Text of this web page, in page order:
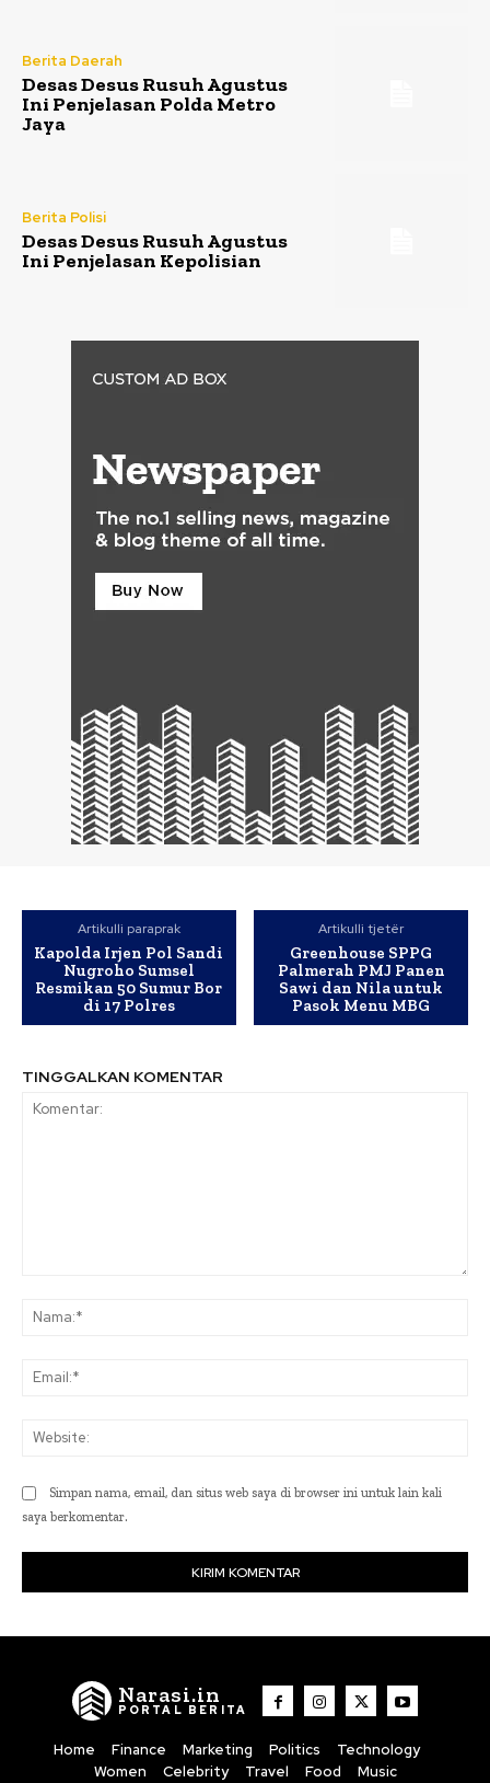
Berita Daerah
Desas Desus Rusuh Agustus
Ini Penjelasan Polda Metro
Jaya
Berita Polisi
Desas Desus Rusuh Agustus
Ini Penjelasan Kepolisian
Artikulli paraprak
Kapolda Irjen Pol Sandi
Nugroho Sumsel
Resmikan 50 Sumur Bor
di 17 Polres
Artikulli tjetër
Greenhouse SPPG
Palmerah PMJ Panen
Sawi dan Nila untuk
Pasok Menu MBG
TINGGALKAN KOMENTAR
Simpan nama, email, dan situs web saya di browser ini untuk lain kali
saya berkomentar.
Narasi.in
PORTAL BERITA
Home Finance Marketing Politics
Technology
Women
Celebrity Travel Food Music